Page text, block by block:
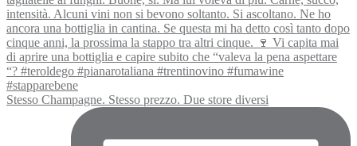
Stesso Champagne. Stesso prezzo. Due store diversi